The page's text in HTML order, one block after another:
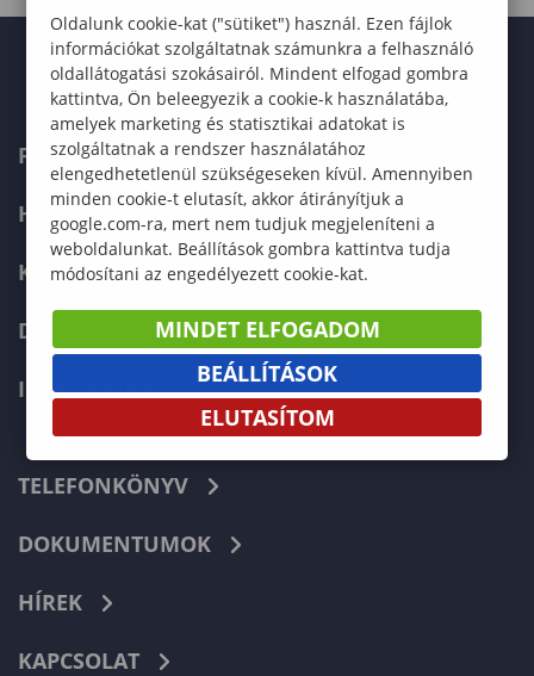
FELVÉTELIZŐKNEK
HALLGATÓKNAK
KÉPZÉSEK
DOKTORI ISKOLA
INTERNATIONAL
TELEFONKÖNYV
DOKUMENTUMOK
HÍREK
KAPCSOLAT
Oldalunk cookie-kat ("sütiket") használ. Ezen fájlok
információkat szolgáltatnak számunkra a felhasználó
oldallátogatási szokásairól. Mindent elfogad gombra
kattintva, Ön beleegyezik a cookie-k használatába,
amelyek marketing és statisztikai adatokat is
szolgáltatnak a rendszer használatához
elengedhetetlenül szükségeseken kívül. Amennyiben
minden cookie-t elutasít, akkor átirányítjuk a
google.com-ra, mert nem tudjuk megjeleníteni a
weboldalunkat. Beállítások gombra kattintva tudja
módosítani az engedélyezett cookie-kat.
MINDET ELFOGADOM
BEÁLLÍTÁSOK
ELUTASÍTOM